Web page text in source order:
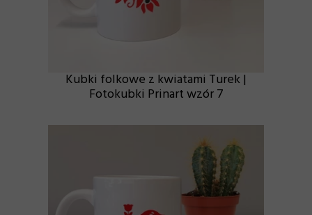
Kubki folkowe z kwiatami Turek |
Fotokubki Prinart wzór 7